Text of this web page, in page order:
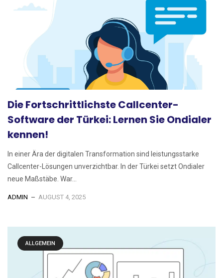
Die Fortschrittlichste Callcenter-
Software der Türkei: Lernen Sie Ondialer
kennen!
In einer Ära der digitalen Transformation sind leistungsstarke
Callcenter-Lösungen unverzichtbar. In der Türkei setzt Ondialer
neue Maßstäbe. War...
ADMIN AUGUST 4, 2025
ALLGEMEIN